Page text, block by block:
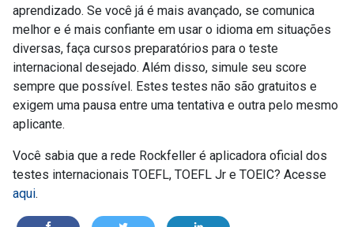
aprendizado. Se você já é mais avançado, se comunica
melhor e é mais confiante em usar o idioma em situações
diversas, faça cursos preparatórios para o teste
internacional desejado. Além disso, simule seu score
sempre que possível. Estes testes não são gratuitos e
exigem uma pausa entre uma tentativa e outra pelo mesmo
aplicante.
Você sabia que a rede Rockfeller é aplicadora oficial dos
testes internacionais TOEFL, TOEFL Jr e TOEIC? Acesse
aqui.